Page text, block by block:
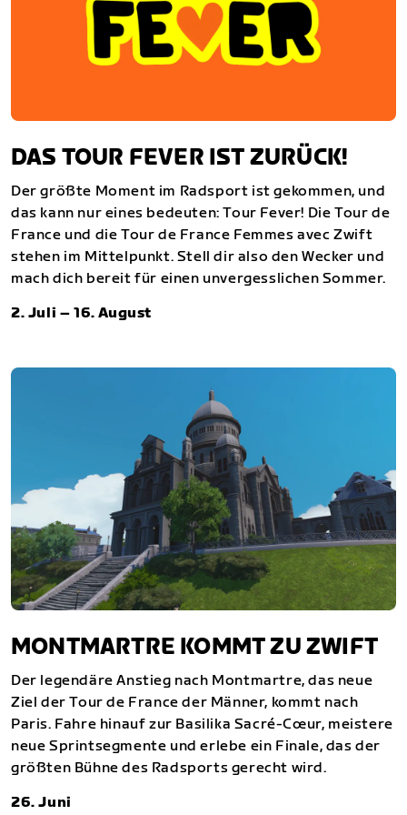
DAS TOUR FEVER IST ZURÜCK!
Der größte Moment im Radsport ist gekommen, und
das kann nur eines bedeuten: Tour Fever! Die Tour de
France und die Tour de France Femmes avec Zwift
stehen im Mittelpunkt. Stell dir also den Wecker und
mach dich bereit für einen unvergesslichen Sommer.
2. Juli – 16. August
MONTMARTRE KOMMT ZU ZWIFT
Der legendäre Anstieg nach Montmartre, das neue
Ziel der Tour de France der Männer, kommt nach
Paris. Fahre hinauf zur Basilika Sacré-Cœur, meistere
neue Sprintsegmente und erlebe ein Finale, das der
größten Bühne des Radsports gerecht wird.
26. Juni